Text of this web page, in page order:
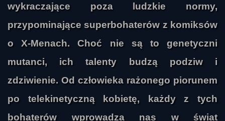
wykraczające poza ludzkie normy,
przypominające superbohaterów z komiksów
o X-Menach. Choć nie są to genetyczni
mutanci, ich talenty budzą podziw i
zdziwienie. Od człowieka rażonego piorunem
po telekinetyczną kobietę, każdy z tych
bohaterów wprowadza nas w świat